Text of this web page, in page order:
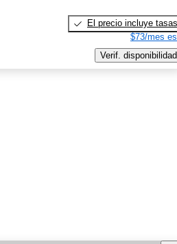
El precio incluye tasas
$73/mes
Verif. disponibilidad